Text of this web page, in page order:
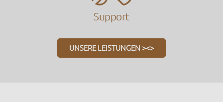
Support
UNSERE LEISTUNGEN ><>